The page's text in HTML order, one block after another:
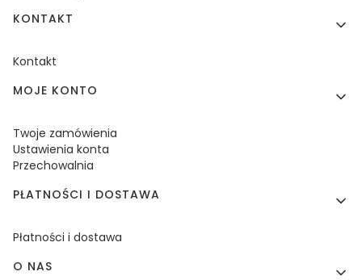
KONTAKT
Kontakt
MOJE KONTO
Twoje zamówienia
Ustawienia konta
Przechowalnia
PŁATNOŚCI I DOSTAWA
Płatności i dostawa
O NAS